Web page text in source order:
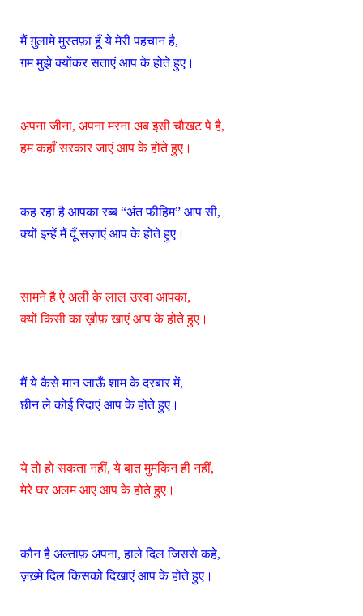
मैं ग़ुलामे मुस्तफ़ा हूँ ये मेरी पहचान है,
ग़म मुझे क्योंकर सताएं आप के होते हुए।
अपना जीना, अपना मरना अब इसी चौखट पे है,
हम कहाँ सरकार जाएं आप के होते हुए।
कह रहा है आपका रब्ब “अंत फीहिम” आप सी,
क्यों इन्हें मैं दूँ सज़ाएं आप के होते हुए।
सामने है ऐ अली के लाल उस्वा आपका,
क्यों किसी का ख़ौफ़ खाएं आप के होते हुए।
मैं ये कैसे मान जाऊँ शाम के दरबार में,
छीन ले कोई रिदाएं आप के होते हुए।
ये तो हो सकता नहीं, ये बात मुमकिन ही नहीं,
मेरे घर अलम आए आप के होते हुए।
कौन है अल्ताफ़ अपना, हाले दिल जिससे कहे,
ज़ख़्मे दिल किसको दिखाएं आप के होते हुए।